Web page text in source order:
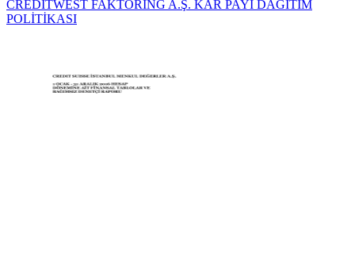
CREDİTWEST FAKTORİNG A.Ş. KAR PAYI DAĞITIM
POLİTİKASI